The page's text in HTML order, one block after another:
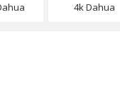
4k Dahua